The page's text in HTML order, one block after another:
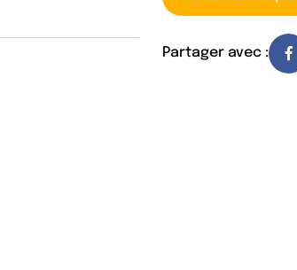
Partager avec :